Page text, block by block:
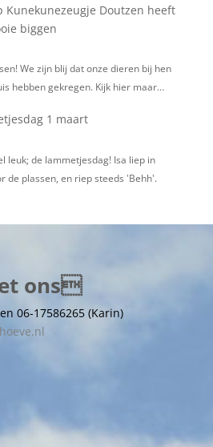
Kunekunezeugje Doutzen heeft
biggen
We zijn blij dat onze dieren bij hen
hebben gekregen. Kijk hier maar…
1 maart
leuk; de lammetjesdag! Isa liep in
de plassen, en riep steeds 'Behh'.
ons
06-17586265 (Karin)